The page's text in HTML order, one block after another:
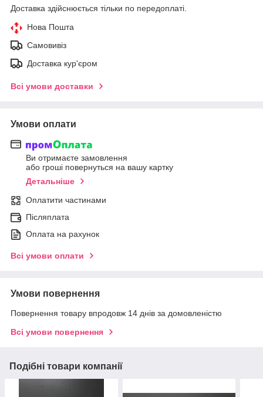
Доставка здійснюється тільки по передоплаті.
Нова Пошта
Самовивіз
Доставка кур'єром
Всі умови доставки
Умови оплати
Ви отримаєте замовлення
або гроші повернуться на вашу картку
Детальніше
Оплатити частинами
Післяплата
Оплата на рахунок
Всі умови оплати
Умови повернення
Повернення товару впродовж 14 днів за домовленістю
Всі умови повернення
Подібні товари компанії